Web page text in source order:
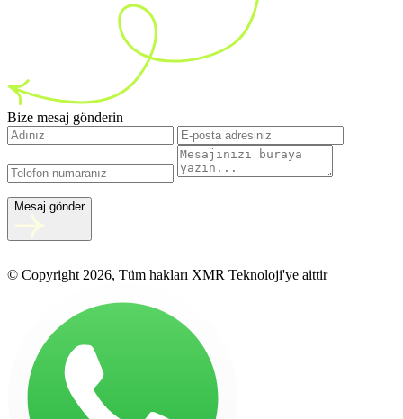
Bize mesaj gönderin
Mesaj gönder
© Copyright 2026, Tüm hakları XMR Teknoloji'ye aittir